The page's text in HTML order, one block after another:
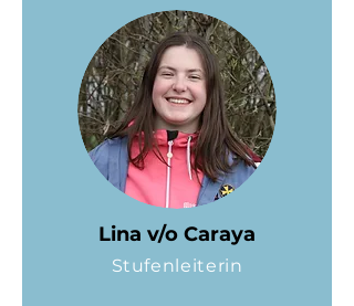
Lina v/o Caraya
Stufenleiterin